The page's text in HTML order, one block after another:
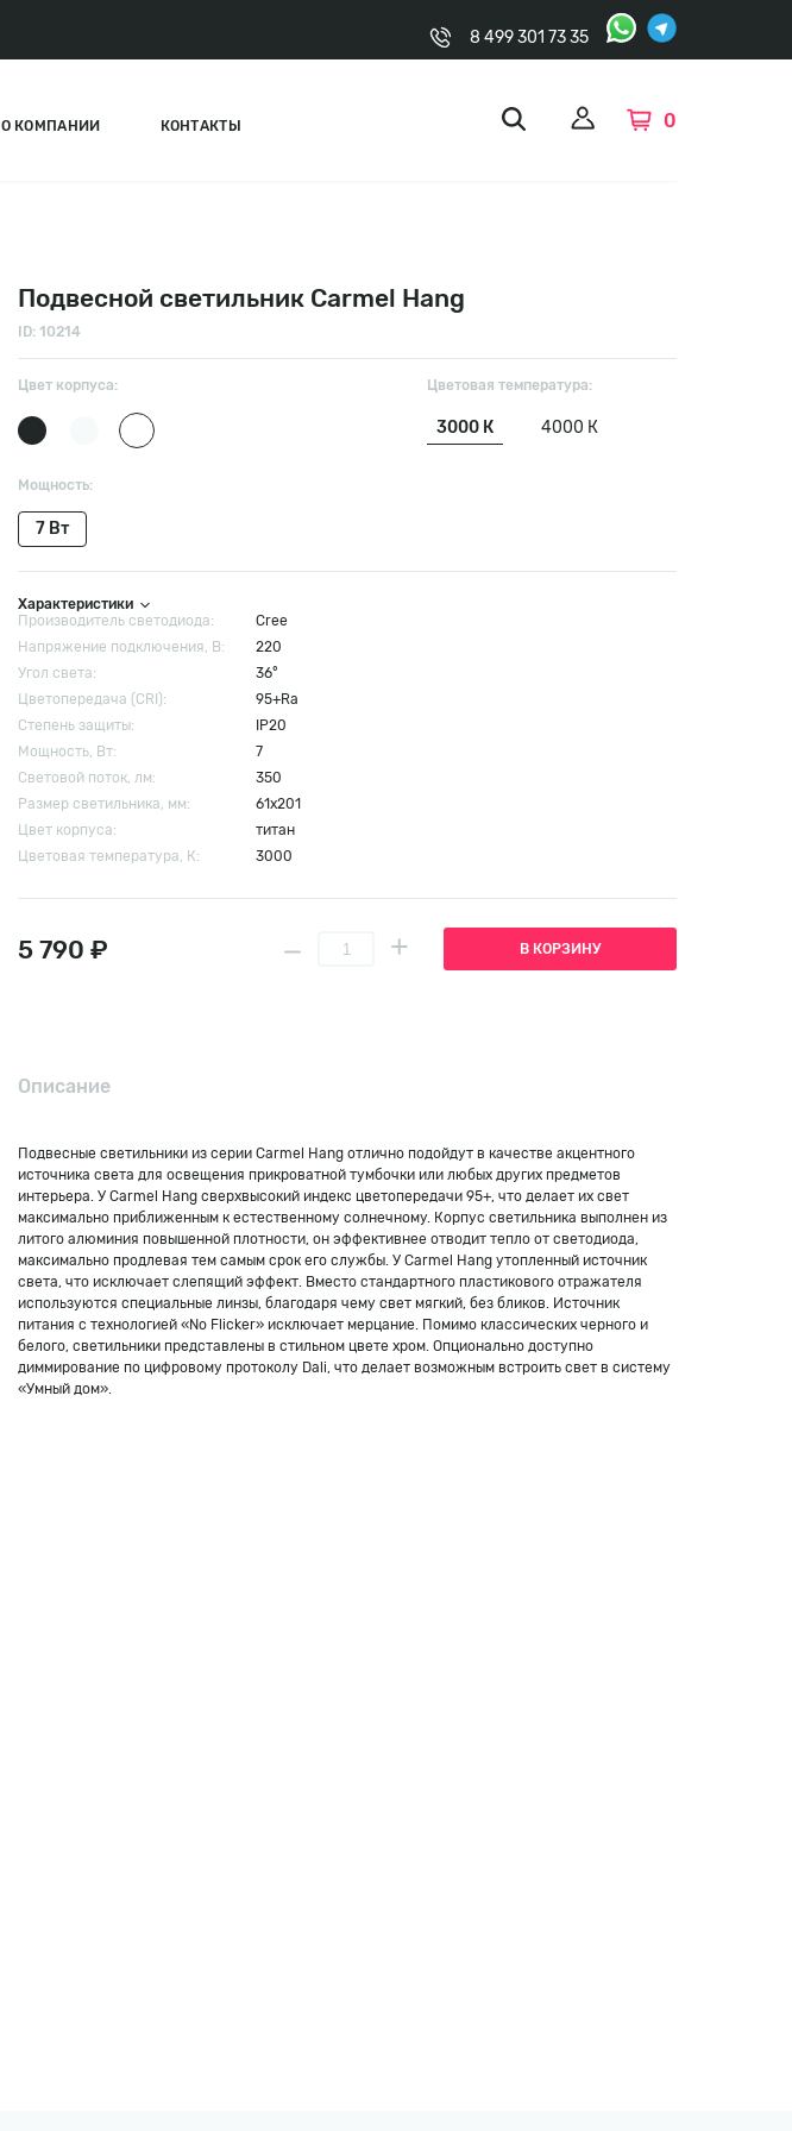
8 499 301 73 35
О КОМПАНИИ КОНТАКТЫ 0
Подвесной светильник Carmel Hang
ID: 10214
Цвет корпуса: Цветовая температура:
3000 К 4000 К
Мощность:
7 Вт
Характеристики
Производитель светодиода:
Cree
Напряжение подключения, В:
220
Угол света:
36°
Цветопередача (CRI):
95+Ra
Степень защиты:
IP20
Мощность, Вт:
7
Световой поток, лм:
350
Размер cветильника, мм:
61x201
Цвет корпуса:
титан
Цветовая температура, К:
3000
5 790 ₽ В КОРЗИНУ
Описание
Подвесные светильники из серии Carmel Hang отлично подойдут в качестве акцентного
источника света для освещения прикроватной тумбочки или любых других предметов
интерьера. У Carmel Hang сверхвысокий индекс цветопередачи 95+, что делает их свет
максимально приближенным к естественному солнечному. Корпус светильника выполнен из
литого алюминия повышенной плотности, он эффективнее отводит тепло от светодиода,
максимально продлевая тем самым срок его службы. У Carmel Hang утопленный источник
света, что исключает слепящий эффект. Вместо стандартного пластикового отражателя
используются специальные линзы, благодаря чему свет мягкий, без бликов. Источник
питания с технологией «No Flicker» исключает мерцание. Помимо классических черного и
белого, светильники представлены в стильном цвете хром. Опционально доступно
диммирование по цифровому протоколу Dali, что делает возможным встроить свет в систему
«Умный дом».